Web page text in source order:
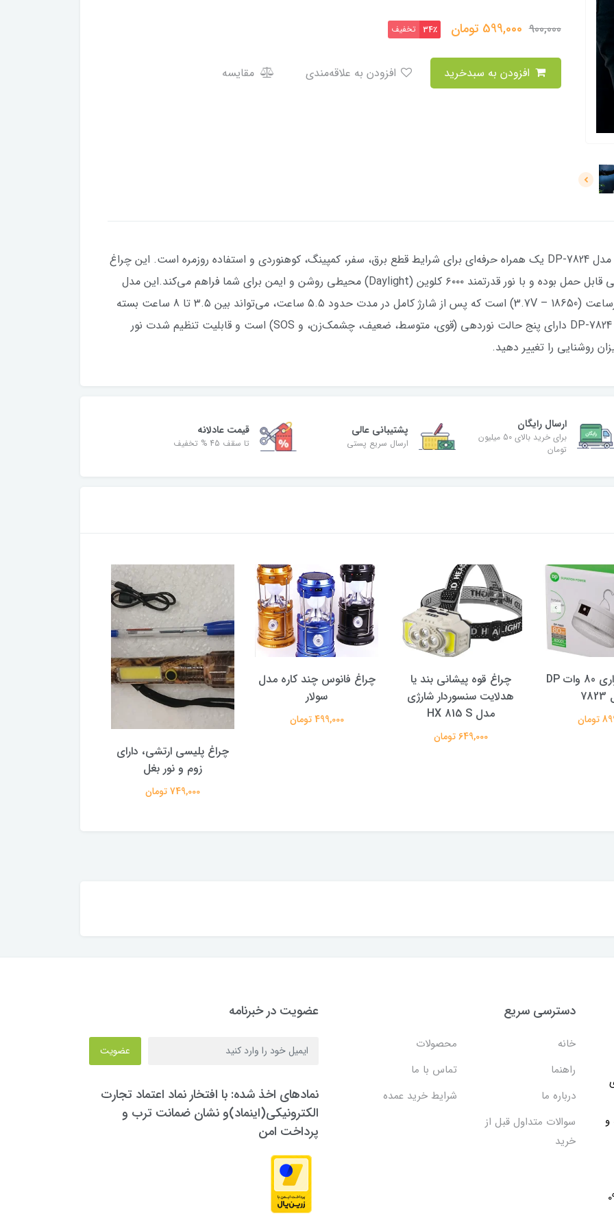
900,000
599,000 تومان 34٪ تخفیف
مقایسه
وضعیت کارکرد: نو چراغ اضطراری شارژی DP مدل DP-7824 یک همراه حرفه‌ای برای شرایط قطع برق، سفر، کمپینگ، کوهنوردی و استفاده روزمره است. این چراغ
با طراحی ارگونومیک و وزن سبک خود، به‌راحتی قابل حمل بوده و با نور قدرتمند ۶۰۰۰ کلوین (Daylight) محیطی روشن و ایمن برای شما فراهم می‌کند.این مدل
مجهز به باتری لیتیومی قدرتمند ۴۰۰۰ میلی‌آمپرساعت (18650 – 3.7V) است که پس از شارژ کامل در مدت حدود ۵.۵ ساعت، می‌تواند بین ۳.۵ تا 8 ساعت بسته
به حالت نور، روشنایی مداوم ارائه دهد. چراغ DP-7824 دارای پنج حالت نوردهی (قوی، متوسط، ضعیف، چشمک‌زن، و SOS) است و قابلیت تنظیم شدت نور
ارسال رایگان
برای خرید بالای 50 میلیون
تومان
پشتیبانی عالی
ارسال سریع پستی
قیمت عادلانه
تا سقف 45 % تخفیف
لامپ اضطراری 80 وات DP
چراغ قوه پیشانی بند یا
هدلایت سنسوردار شارژی
مدل HX 815 S
649,000 تومان
چراغ فانوس چند کاره مدل
سولار
499,000 تومان
چراغ پلیسی ارتشی، دارای
زوم و نور بغل
749,000 تومان
و
دسترسی سریع
خانه
محصولات
راهنما
تماس با ما
درباره ما
شرایط خرید عمده
سوالات متداول قبل از
خرید
عضویت در خبرنامه
عضویت
نمادهای اخذ شده: با افتخار نماد اعتماد تجارت
الکترونیکی(اینماد)و نشان ضمانت ترب و
پرداخت امن